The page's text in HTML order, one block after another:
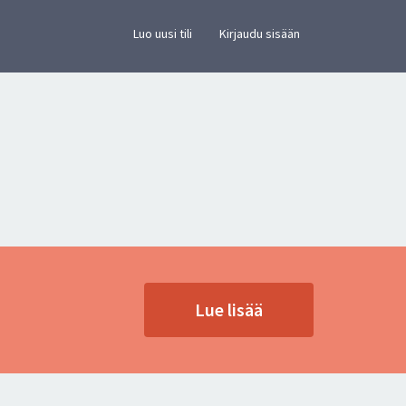
Luo uusi tili Kirjaudu sisään
Lue lisää